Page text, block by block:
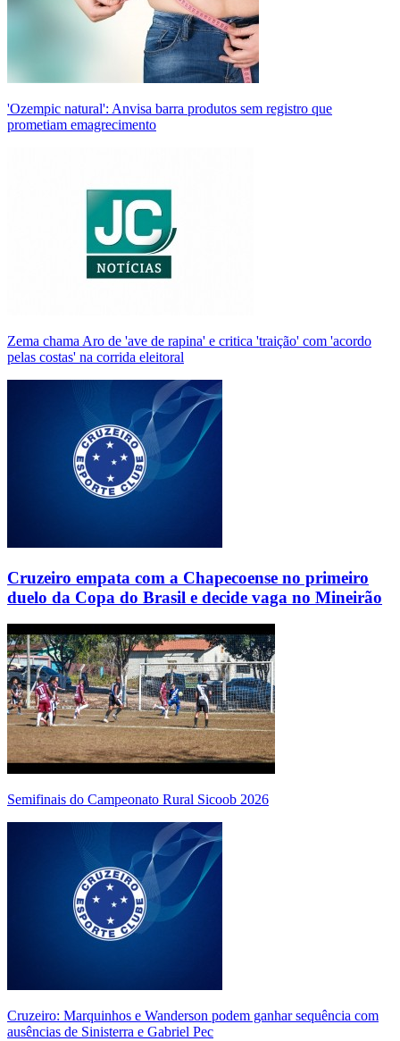
'Ozempic natural': Anvisa barra produtos sem registro que
prometiam emagrecimento
Zema chama Aro de 'ave de rapina' e critica 'traição' com 'acordo
pelas costas' na corrida eleitoral
Cruzeiro empata com a Chapecoense no primeiro
duelo da Copa do Brasil e decide vaga no Mineirão
Semifinais do Campeonato Rural Sicoob 2026
Cruzeiro: Marquinhos e Wanderson podem ganhar sequência com
ausências de Sinisterra e Gabriel Pec